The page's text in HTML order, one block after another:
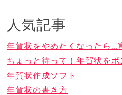
人気記事
年賀状をやめたくなったら…
ちょっと待って！年賀状を
年賀状作成ソフト
年賀状の書き方